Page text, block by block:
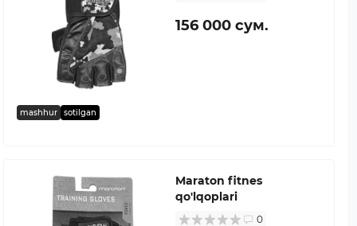
mashhur sotilgan
156 000 сум.
Maraton fitnes
qo'lqoplari
0